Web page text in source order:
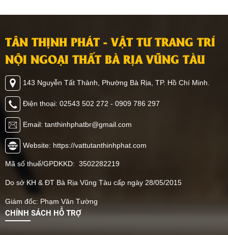
TÂN THỊNH PHÁT - VẬT TƯ TRANG TRÍ
NỘI NGOẠI THẤT BÀ RỊA VŨNG TÀU
143 Nguyễn Tất Thành, Phường Bà Rịa, TP. Hồ Chí Minh.
Điện thoại: 02543 502 272 - 0909 786 297
Email: tanthinhphatbr@gmail.com
Website: https://vattutanthinhphat.com
Mã số thuế/GPDKKD: 3502282219
Do sở KH & ĐT Bà Rịa Vũng Tàu cấp ngày 28/05/2015
Giám đốc: Phạm Văn Tường
CHÍNH SÁCH HỖ TRỢ